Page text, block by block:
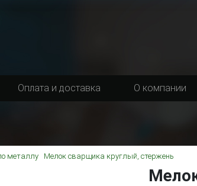
Оплата и доставка О компании
металлу Мелок сварщика круглый, стержень